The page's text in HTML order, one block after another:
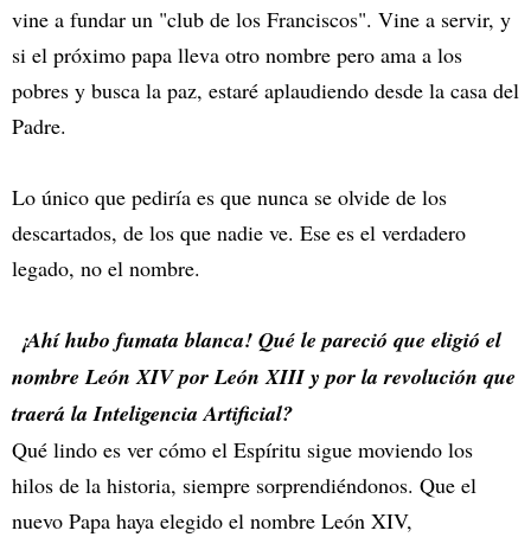
vine a fundar un "club de los Franciscos". Vine a servir, y
si el próximo papa lleva otro nombre pero ama a los
pobres y busca la paz, estaré aplaudiendo desde la casa del
Padre.
Lo único que pediría es que nunca se olvide de los
descartados, de los que nadie ve. Ese es el verdadero
legado, no el nombre.
¡Ahí hubo fumata blanca! Qué le pareció que eligió el
nombre León XIV por León XIII y por la revolución que
traerá la Inteligencia Artificial?
Qué lindo es ver cómo el Espíritu sigue moviendo los
hilos de la historia, siempre sorprendiéndonos. Que el
nuevo Papa haya elegido el nombre León XIV,